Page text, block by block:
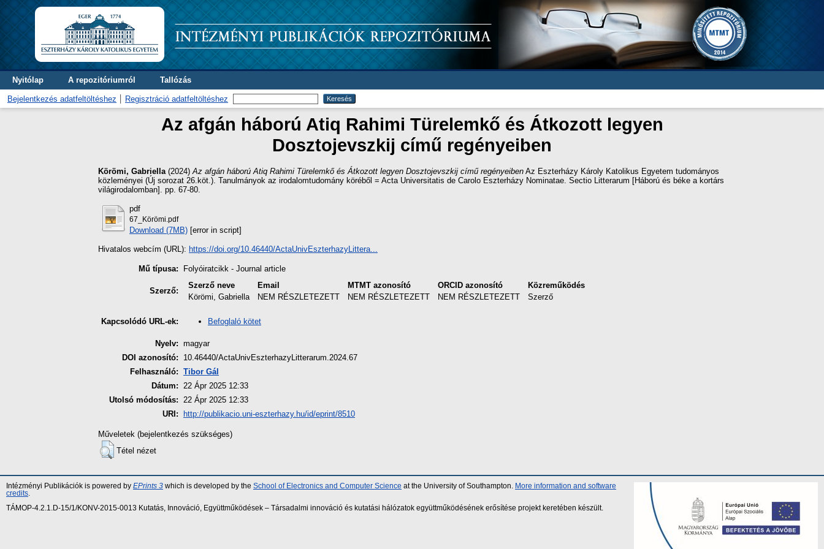
Nyitólap A repozitóriumról Tallózás
Bejelentkezés adatfeltöltéshez Regisztráció adatfeltöltéshez
Az afgán háború Atiq Rahimi Türelemkő és Átkozott legyen
Dosztojevszkij című regényeiben
Körömi, Gabriella (2024) Az afgán háború Atiq Rahimi Türelemkő és Átkozott legyen Dosztojevszkij című regényeiben Az Eszterházy Károly Katolikus Egyetem tudományos
közleményei (Új sorozat 26.köt.). Tanulmányok az irodalomtudomány köréből = Acta Universitatis de Carolo Eszterházy Nominatae. Sectio Litterarum [Háború és béke a kortárs
világirodalomban]. pp. 67-80.
pdf
67_Körömi.pdf
Download (7MB) [error in script]
Hivatalos webcím (URL): https://doi.org/10.46440/ActaUnivEszterhazyLittera...
Mű típusa: Folyóiratcikk - Journal article
Szerző:
Szerző neve Email MTMT azonosító ORCID azonosító
Közreműködés
Körömi, Gabriella
NEM RÉSZLETEZETT NEM RÉSZLETEZETT NEM RÉSZLETEZETT Szerző
Kapcsolódó URL-ek: Befoglaló kötet
Nyelv: magyar
DOI azonosító:
10.46440/ActaUnivEszterhazyLitterarum.2024.67
Felhasználó: Tibor Gál
Dátum: 22 Ápr 2025 12:33
Utolsó módosítás: 22 Ápr 2025 12:33
URI:
http://publikacio.uni-eszterhazy.hu/id/eprint/8510
Műveletek (bejelentkezés szükséges)
Tétel nézet
Intézményi Publikációk is powered by EPrints 3 which is developed by the School of Electronics and Computer Science at the University of Southampton.
More information and software
credits
TÁMOP-4.2.1.D-15/1/KONV-2015-0013 Kutatás, Innováció, Együttműködések – Társadalmi innováció és kutatási hálózatok együttműködésének erősítése projekt keretében készült.